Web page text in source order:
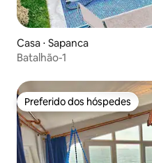
Casa ⋅ Sapanca
Batalhão-1
Preferido dos hóspedes
Preferido dos hóspedes